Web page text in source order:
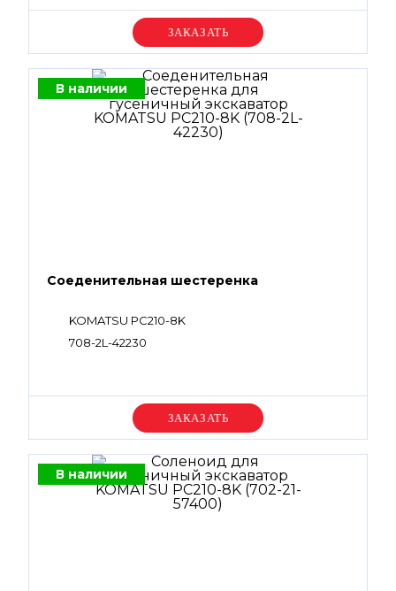
Уточняйте цену
В наличии
Соеденительная шестеренка
KOMATSU PC210-8K
708-2L-42230
Уточняйте цену
В наличии